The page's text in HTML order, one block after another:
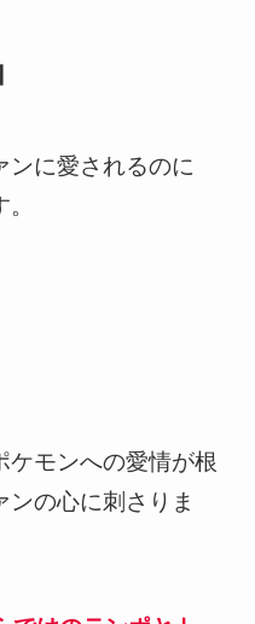
ンに愛されるのに
ケモンへの愛情が根
ンの心に刺さりま